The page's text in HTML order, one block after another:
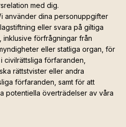
med dig.
använder dina personuppgifter
eller svara på giltiga
inklusive förfrågningar från
eller statliga organ, för
civilrättsliga förfaranden,
rättstvister eller andra
förfaranden, samt för att
potentiella överträdelser av våra